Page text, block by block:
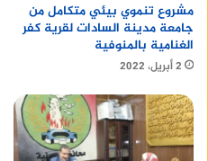
مشروع تنموي بيئي متكامل من
جامعة مدينة السادات لقرية كفر
الغنامية بالمنوفية
2 أبريل، 2022